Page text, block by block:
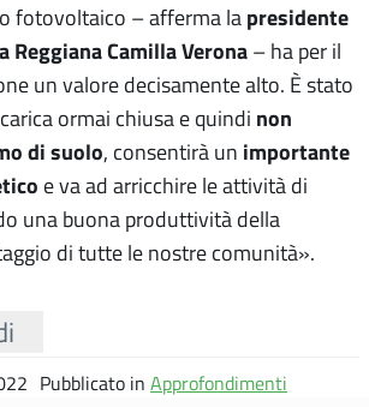
fotovoltaico – afferma la presidente
Reggiana Camilla Verona – ha per il
un valore decisamente alto. È stato
ormai chiusa e quindi non
di suolo, consentirà un importante
e va ad arricchire le attività di
una buona produttività della
di tutte le nostre comunità».
Pubblicato in Approfondimenti